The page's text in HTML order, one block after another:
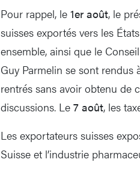
Pour rappel, le 1er août, le
suisses exportés vers les
ensemble, ainsi que le
Guy Parmelin se sont
rentrés sans avoir obtenu de
discussions. Le 7 août, les
Les exportateurs suisses
Suisse et l’industrie